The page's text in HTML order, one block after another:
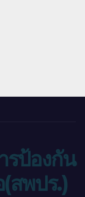
รป้องกัน
สพปร.)